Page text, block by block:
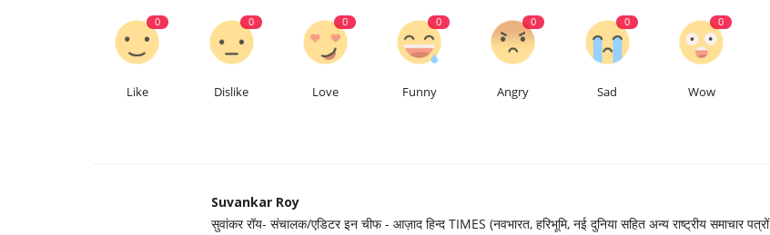
0
Like
0
Dislike
0
Love
0
Funny
0
Angry
0
Sad
0
Wow
Suvankar Roy
सुवांकर रॉय- संचालक/एडिटर इन चीफ - आज़ाद हिन्द TIMES (नवभारत, हरिभूमि, नई दुनिया सहित अन्य राष्ट्रीय समाचार पत्रों